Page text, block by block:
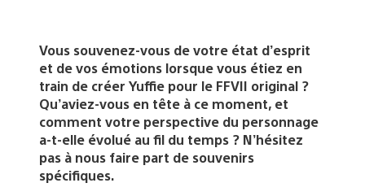
Vous souvenez-vous de votre état d’esprit
et de vos émotions lorsque vous étiez en
train de créer Yuffie pour le FFVII original ?
Qu’aviez-vous en tête à ce moment, et
comment votre perspective du personnage
a-t-elle évolué au fil du temps ? N’hésitez
pas à nous faire part de souvenirs
spécifiques.